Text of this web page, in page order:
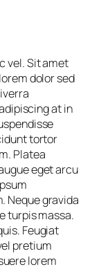
vel. Sit amet
dolor sed
at in
tortor
Platea
eget arcu
Neque gravida
turpis massa.
Feugiat
pretium
lorem